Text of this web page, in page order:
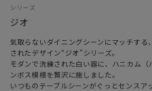
シリーズ
ジオ
気取らないダイニングシーンにマッチする
されたデザイン“ジオ”シリーズ。
モダンで洗練された白い器に、ハニカム（
ンボス模様を贅沢に施しました。
いつものテーブルシーンがぐっとセンスア